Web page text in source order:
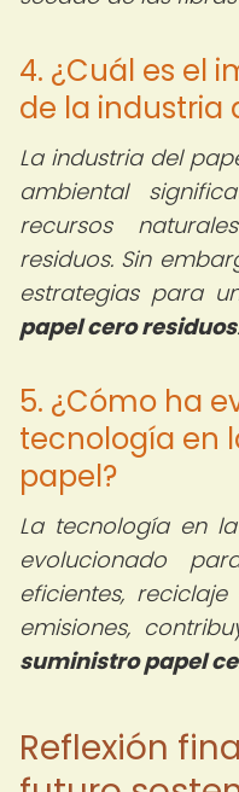
4. ¿Cuál es el
de la industria
La industria del
ambiental
recursos
residuos. Sin
estrategias para
papel cero residuos.
5. ¿Cómo ha
tecnología en
papel?
La tecnología en
evolucionado
eficientes,
emisiones,
suministro papel
Reflexión